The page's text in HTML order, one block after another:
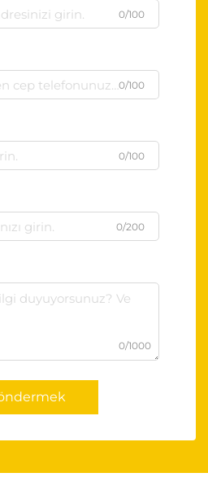
0/100
0/100
0/100
0/200
0/1000